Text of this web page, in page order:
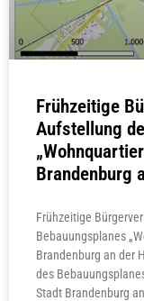
Frühzeitige
Aufstellung
Brandenburg
Frühzeitige
Bebauungsplanes
Brandenburg an der
des
Stadt Brandenburg